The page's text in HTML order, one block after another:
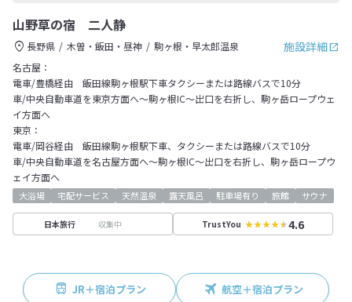
山野草の宿 二人静
施設詳細
長野県 木曽・飯田・昼神
駒ヶ根・早太郎温泉
名古屋：
電車/豊橋経由 飯田線駒ヶ根駅下車タクシーまたは路線バスで10分
車/中央自動車道を東京方面へ～駒ヶ根IC～出口を右折し、駒ヶ岳ロープウェ
イ方面へ
東京：
電車/岡谷経由 飯田線駒ヶ根駅下車、タクシーまたは路線バスで10分
車/中央自動車道を名古屋方面へ～駒ヶ根IC～出口を右折し、駒ヶ岳ロープウ
ェイ方面へ
大浴場 宅配サービス 天然温泉 露天風呂 駐車場有り 旅館 サウナ
日本旅行 収集中 TrustYou 4.6
JR＋宿泊プラン 航空＋宿泊プラン